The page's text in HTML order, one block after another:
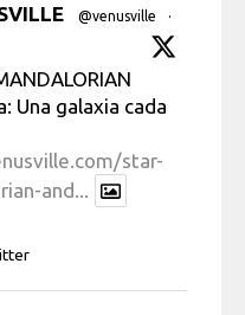
@venusville
·
Una galaxia cada
star-
and...